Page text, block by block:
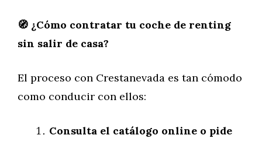
🧭 ¿Cómo contratar tu coche de renting
sin salir de casa?
El proceso con Crestanevada es tan cómodo
como conducir con ellos:
Consulta el catálogo online o pide